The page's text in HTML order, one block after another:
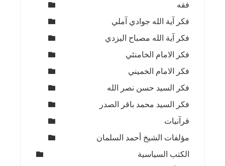
فقه
فكر آية الله جوادي آملي
فكر آية الله مصباح اليزدي
فكر الامام الخامنئي
فكر الامام الخميني
فكر السيد حسن نصر الله
فكر السيد محمد باقر الصدر
قرآنيات
مؤلفات الشيخ أحمد السلمان
الكتب السياسية